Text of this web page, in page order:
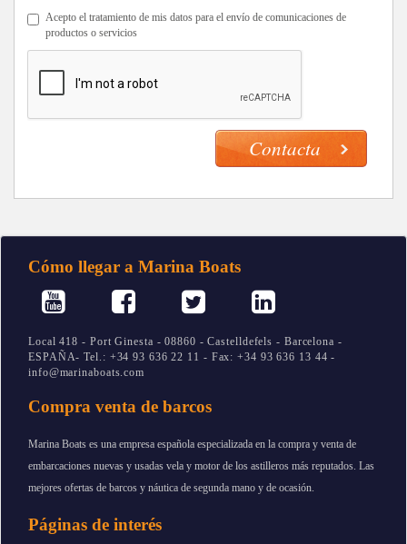
Acepto el tratamiento de mis datos para el envío de comunicaciones de
productos o servicios
Cómo llegar a Marina Boats
Local 418 - Port Ginesta - 08860 - Castelldefels - Barcelona -
ESPAÑA- Tel.: +34 93 636 22 11 - Fax: +34 93 636 13 44 -
info@marinaboats.com
Compra venta de barcos
Marina Boats es una empresa española especializada en la compra y venta de
embarcaciones nuevas y usadas vela y motor de los astilleros más reputados. Las
mejores ofertas de barcos y náutica de segunda mano y de ocasión.
Páginas de interés